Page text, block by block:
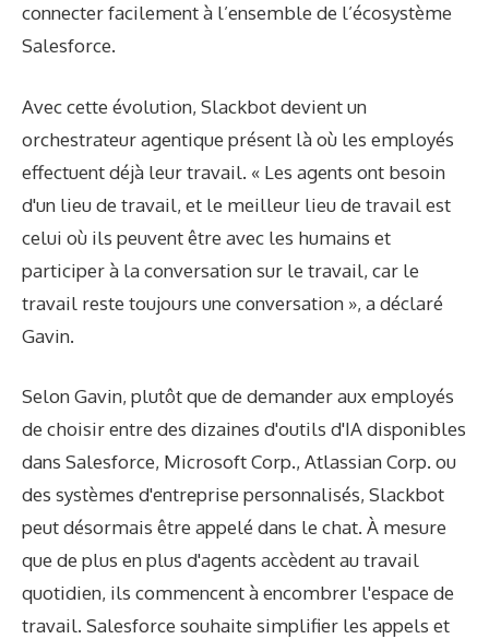
connecter facilement à l’ensemble de l’écosystème
Salesforce.
Avec cette évolution, Slackbot devient un
orchestrateur agentique présent là où les employés
effectuent déjà leur travail. « Les agents ont besoin
d'un lieu de travail, et le meilleur lieu de travail est
celui où ils peuvent être avec les humains et
participer à la conversation sur le travail, car le
travail reste toujours une conversation », a déclaré
Gavin.
Selon Gavin, plutôt que de demander aux employés
de choisir entre des dizaines d'outils d'IA disponibles
dans Salesforce, Microsoft Corp., Atlassian Corp. ou
des systèmes d'entreprise personnalisés, Slackbot
peut désormais être appelé dans le chat. À mesure
que de plus en plus d'agents accèdent au travail
quotidien, ils commencent à encombrer l'espace de
travail. Salesforce souhaite simplifier les appels et